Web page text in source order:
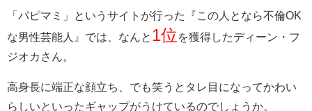
「パピマミ」というサイトが行った『この人となら不倫OK
な男性芸能人』では、なんと 1位 を獲得したディーン・フ
ジオカさん。
高身長に端正な顔立ち、でも笑うとタレ目になってかわい
らしいといったギャップがうけているのでしょうか。